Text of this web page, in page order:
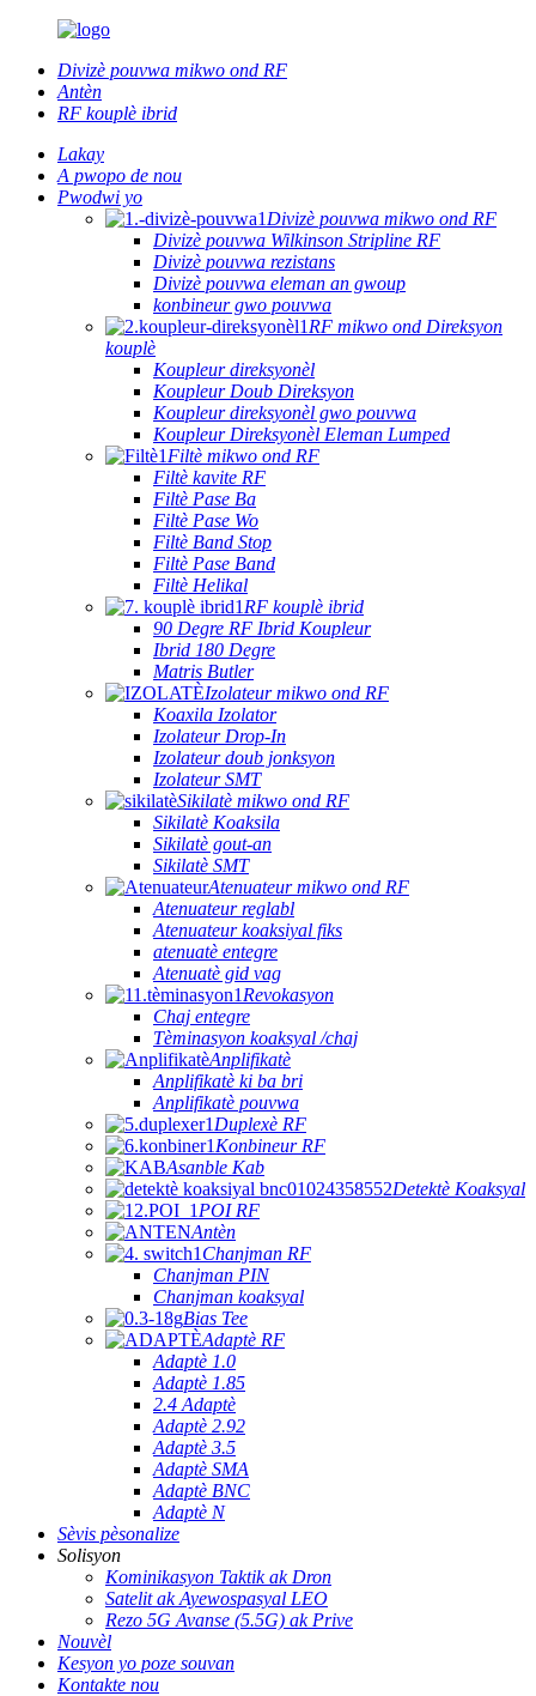
Divizè pouvwa mikwo ond RF
Antèn
RF kouplè ibrid
Lakay
A pwopo de nou
Pwodwi yo
Divizè pouvwa mikwo ond RF
Divizè pouvwa Wilkinson Stripline RF
Divizè pouvwa rezistans
Divizè pouvwa eleman an gwoup
konbineur gwo pouvwa
RF mikwo ond Direksyon
kouplè
Koupleur direksyonèl
Koupleur Doub Direksyon
Koupleur direksyonèl gwo pouvwa
Koupleur Direksyonèl Eleman Lumped
Filtè mikwo ond RF
Filtè kavite RF
Filtè Pase Ba
Filtè Pase Wo
Filtè Band Stop
Filtè Pase Band
Filtè Helikal
RF kouplè ibrid
90 Degre RF Ibrid Koupleur
Ibrid 180 Degre
Matris Butler
Izolateur mikwo ond RF
Koaxila Izolator
Izolateur Drop-In
Izolateur doub jonksyon
Izolateur SMT
Sikilatè mikwo ond RF
Sikilatè Koaksila
Sikilatè gout-an
Sikilatè SMT
Atenuateur mikwo ond RF
Atenuateur reglabl
Atenuateur koaksiyal fiks
atenuatè entegre
Atenuatè gid vag
Revokasyon
Chaj entegre
Tèminasyon koaksyal /chaj
Anplifikatè
Anplifikatè ki ba bri
Anplifikatè pouvwa
Duplexè RF
Konbineur RF
Asanble Kab
Detektè Koaksyal
POI RF
Antèn
Chanjman RF
Chanjman PIN
Chanjman koaksyal
Bias Tee
Adaptè RF
Adaptè 1.0
Adaptè 1.85
2.4 Adaptè
Adaptè 2.92
Adaptè 3.5
Adaptè SMA
Adaptè BNC
Adaptè N
Sèvis pèsonalize
Solisyon
Kominikasyon Taktik ak Dron
Satelit ak Ayewospasyal LEO
Rezo 5G Avanse (5.5G) ak Prive
Nouvèl
Kesyon yo poze souvan
Kontakte nou